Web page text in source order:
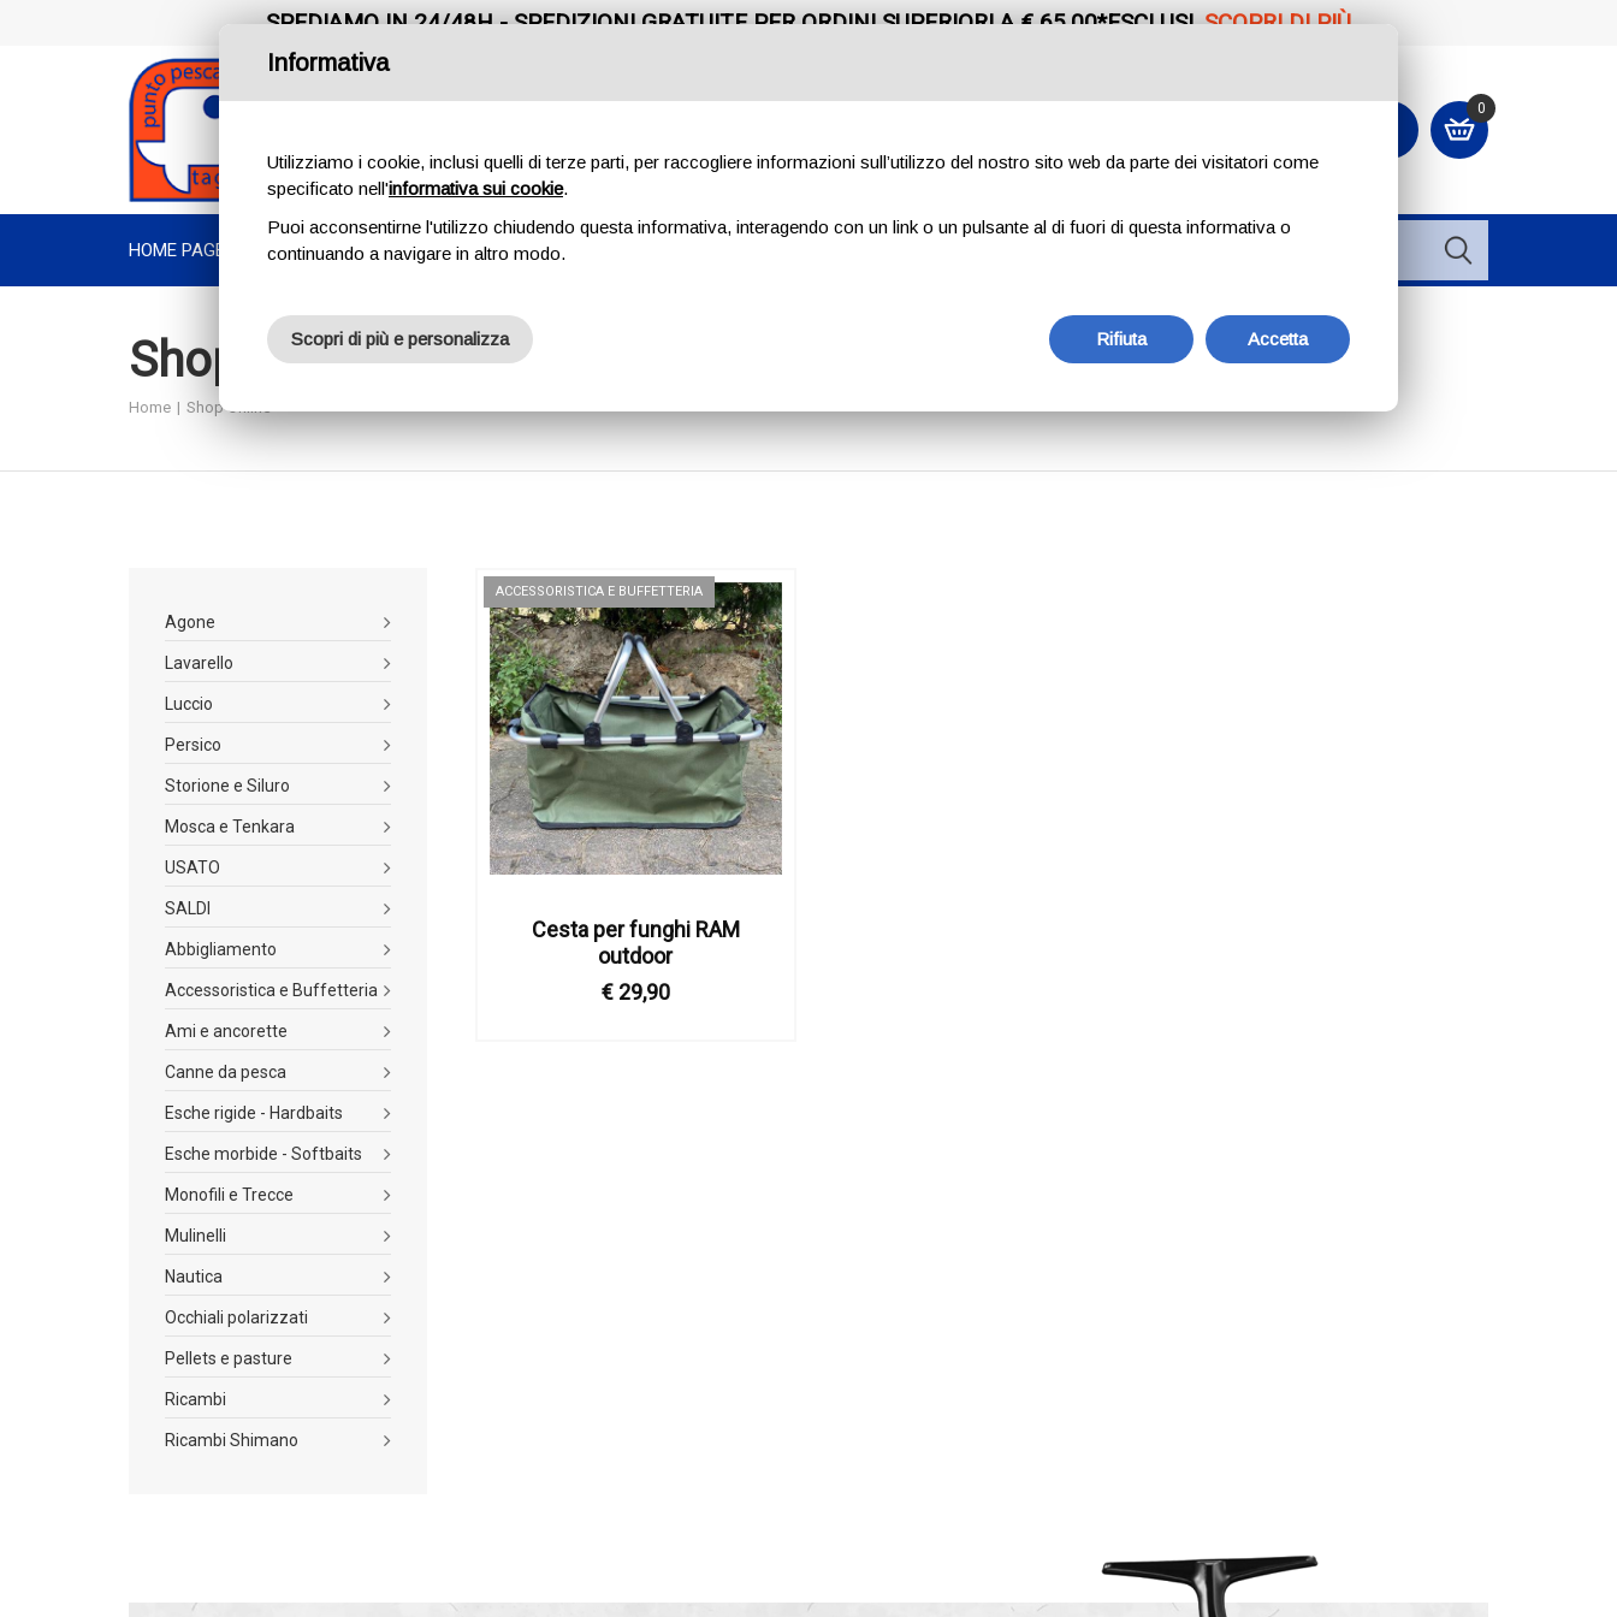
SPEDIAMO IN 24/48H - SPEDIZIONI GRATUITE PER ORDINI SUPERIORI A € 65,00*ESCLUSI. SCOPRI DI PIÙ
0
HOME PAGE CHI SIAMO PRODOTTI TROUT AREA MARCHI
Shop Online
Home Shop Online
ACCESSORISTICA E BUFFETTERIA
Cesta per funghi RAM
outdoor
€ 29,90
Agone
Lavarello
Luccio
Persico
Storione e Siluro
Mosca e Tenkara
USATO
SALDI
Abbigliamento
Accessoristica e Buffetteria
Ami e ancorette
Canne da pesca
Esche rigide - Hardbaits
Esche morbide - Softbaits
Monofili e Trecce
Mulinelli
Nautica
Occhiali polarizzati
Pellets e pasture
Ricambi
Ricambi Shimano
Informativa
Utilizziamo i cookie, inclusi quelli di terze parti, per raccogliere informazioni sull’utilizzo del nostro sito web da parte dei visitatori come
specificato nell'informativa sui cookie.
Puoi acconsentirne l'utilizzo chiudendo questa informativa, interagendo con un link o un pulsante al di fuori di questa informativa o
continuando a navigare in altro modo.
Rifiuta Accetta
Scopri di più e personalizza